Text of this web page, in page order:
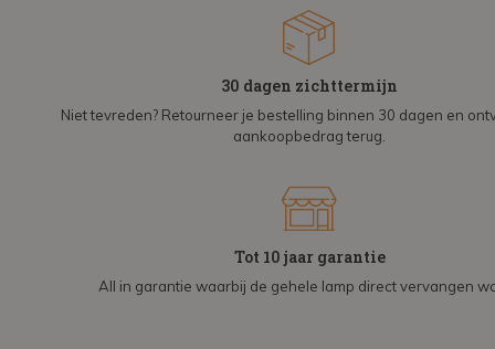
30 dagen zichttermijn
Niet tevreden? Retourneer je bestelling binnen 30 dagen en
aankoopbedrag terug.
Tot 10 jaar garantie
All in garantie waarbij de gehele lamp direct vervangen